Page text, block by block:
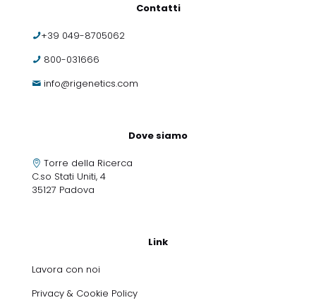
Contatti
+39 049-8705062
800-031666
info@rigenetics.com
Dove siamo
Torre della Ricerca
C.so Stati Uniti, 4
35127 Padova
Link
Lavora con noi
Privacy & Cookie Policy